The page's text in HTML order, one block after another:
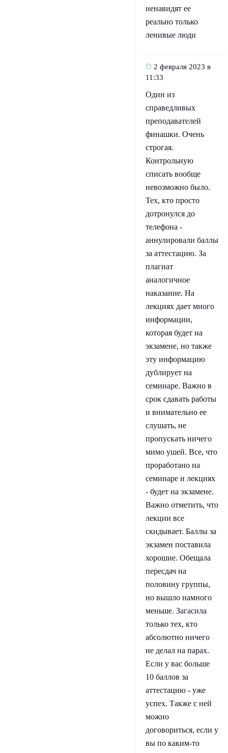
ненавидят ее
реально только
ленивые люди
2 февраля 2023 в
11:33
Один из
справедливых
преподавателей
финашки. Очень
строгая.
Контрольную
списать вообще
невозможно было.
Тех, кто просто
дотронулся до
телефона -
аннулировали баллы
за аттестацию. За
плагиат
аналогичное
наказание. На
лекциях дает много
информации,
которая будет на
экзамене, но также
эту информацию
дублирует на
семинаре. Важно в
срок сдавать работы
и внимательно ее
слушать, не
пропускать ничего
мимо ушей. Все, что
проработано на
семинаре и лекциях
- будет на экзамене.
Важно отметить, что
лекции все
скидывает. Баллы за
экзамен поставила
хорошие. Обещала
пересдач на
половину группы,
но вышло намного
меньше. Загасила
только тех, кто
абсолютно ничего
не делал на парах.
Если у вас больше
10 баллов за
аттестацию - уже
успех. Также с ней
можно
договориться, если у
вы по каким-то